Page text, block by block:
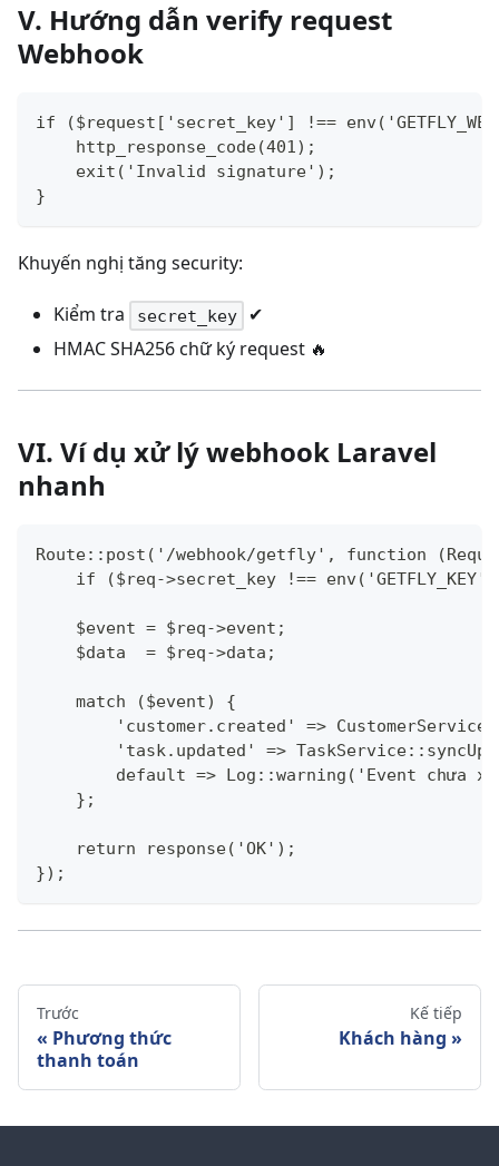
V. Hướng dẫn verify request
Webhook
if ($request['secret_key'] !==
    http_response_code(401);
    exit('Invalid signature');
}
Khuyến nghị tăng security:
Kiểm tra secret_key
✔
HMAC SHA256 chữ ký request 🔥
VI. Ví dụ xử lý webhook Laravel
nhanh
Route::post('/webhook/getfly', function
if ($req->secret_key !==
    $event = $req->event;
    $data  = $req->data;
    match ($event) {
'customer.created' =>
'task.updated' =>
default => Log::warning('Event chưa
    };
    return response('OK');
});
Trước
Phương thức
thanh toán
Kế tiếp
Khách hàng